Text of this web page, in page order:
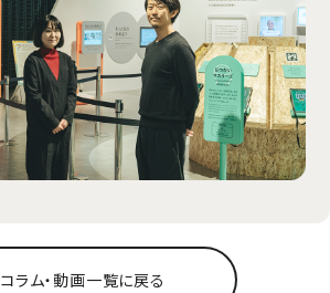
コラム‧動画一覧に戻る